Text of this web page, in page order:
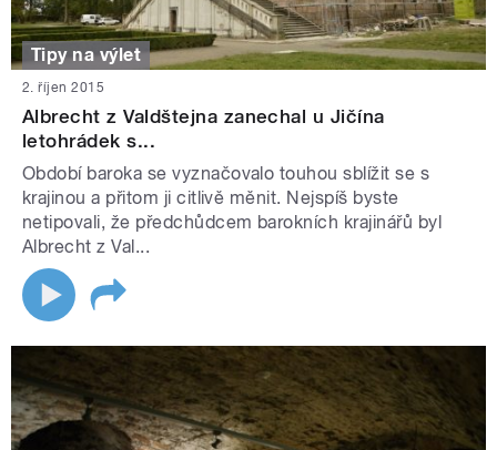
Tipy na výlet
2. říjen 2015
Albrecht z Valdštejna zanechal u Jičína
letohrádek s...
Období baroka se vyznačovalo touhou sblížit se s
krajinou a přitom ji citlivě měnit. Nejspíš byste
netipovali, že předchůdcem barokních krajinářů byl
Albrecht z Val...